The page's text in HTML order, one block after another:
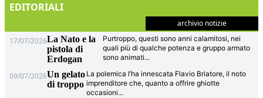
EDITORIALI
archivio notizie
17/07/2026La Nato e la
pistola di
Erdogan
Purtroppo, questi sono anni calamitosi, nei
quali più di qualche potenza e gruppo armato
sono animati...
09/07/2026Un gelato
di troppo
La polemica l’ha innescata Flavio Briatore, il noto
imprenditore che, quanto a offrire ghiotte
occasioni...